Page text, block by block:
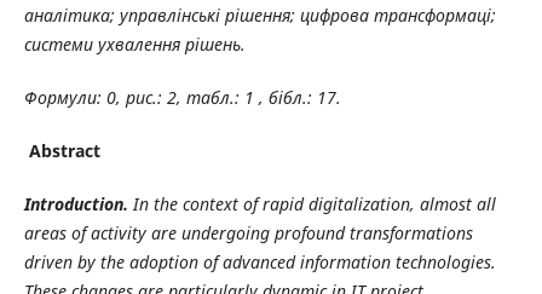
аналітика; управлінські рішення; цифрова трансформаці;
системи ухвалення рішень.
Формули: 0, рис.: 2, табл.: 1 , бібл.: 17.
Abstract
Introduction.In the context of rapid digitalization, almost all
areas of activity are undergoing profound transformations
driven by the adoption of advanced information technologies.